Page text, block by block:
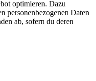
optimieren. Dazu
personenbezogenen Daten
ab, sofern du deren